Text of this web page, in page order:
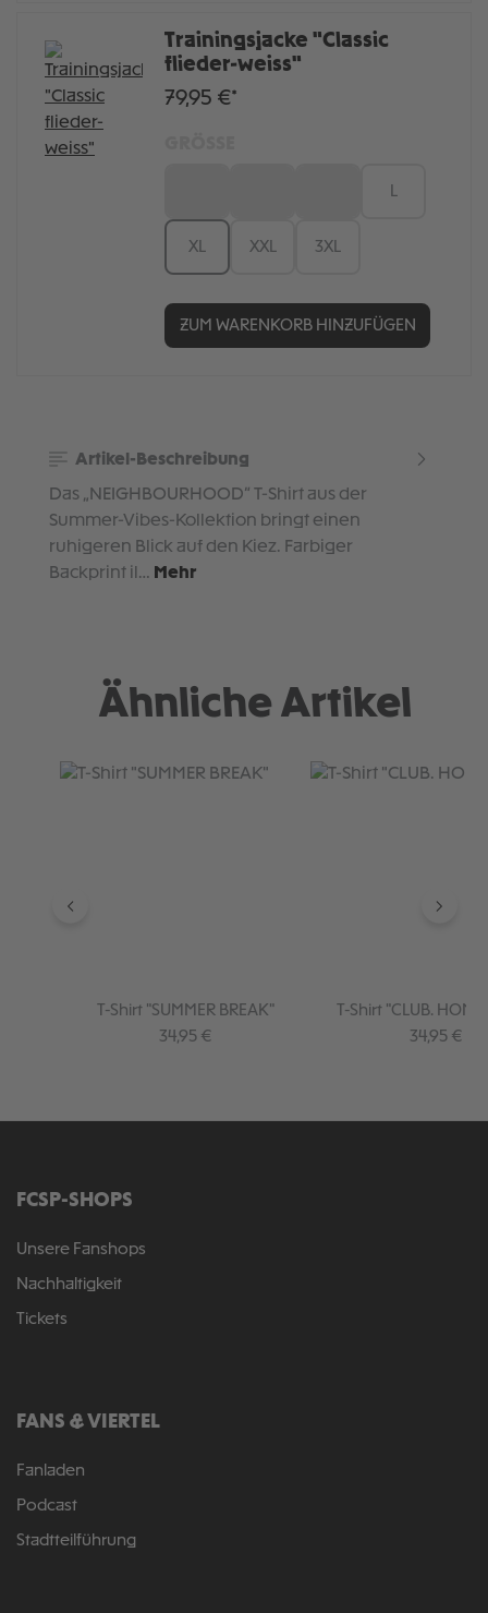
Trainingsjacke "Classic
flieder-weiss"
79,95 €*
XL XXL 3XL
ZUM WARENKORB HINZUFÜGEN
Artikel-Beschreibung
Das „NEIGHBOURHOOD“ T-Shirt aus der
Summer-Vibes-Kollektion bringt einen
ruhigeren Blick auf den Kiez. Farbiger
Backprint il… Mehr
Ähnliche Artikel
Produktgalerie überspringen
T-Shirt "SUMMER BREAK"
Regulärer Preis:
34,95 €
T-Shirt "CLUB.
Regulärer
34,95 €
FCSP-SHOPS
Unsere Fanshops
Nachhaltigkeit
Tickets
FANS & VIERTEL
Fanladen
Podcast
Stadtteilführung